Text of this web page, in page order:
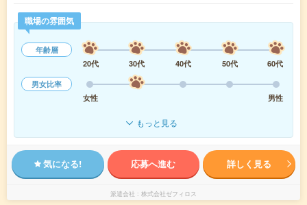
職場の雰囲気
年齢層
20代
30代 40代 50代
60代
男女比率
女性
男性
もっと見る
気になる! 応募へ進む 詳しく見る
派遣会社 株式会社ゼフィロス